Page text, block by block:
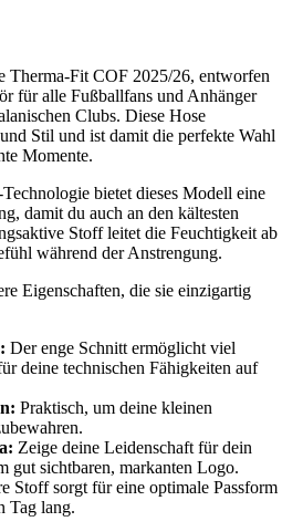
Therma-Fit COF 2025/26, entworfen
für alle Fußballfans und Anhänger
Clubs. Diese Hose
Stil und ist damit die perfekte Wahl
Momente.
bietet dieses Modell eine
damit du auch an den kältesten
Stoff leitet die Feuchtigkeit ab
während der Anstrengung.
Eigenschaften, die sie einzigartig
Der enge Schnitt ermöglicht viel
deine technischen Fähigkeiten auf
Praktisch, um deine kleinen
Zeige deine Leidenschaft für dein
gut sichtbaren, markanten Logo.
Stoff sorgt für eine optimale Passform
Tag lang.